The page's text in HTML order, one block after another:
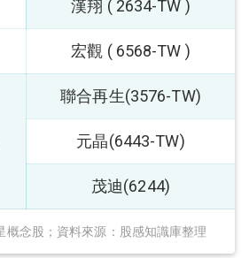
概念股；資料來源：股感知識庫整理
漢翔 ( 2634-TW )
宏觀 ( 6568-TW )
聯合再生(3576-TW)
元晶(6443-TW)
茂迪(6244)